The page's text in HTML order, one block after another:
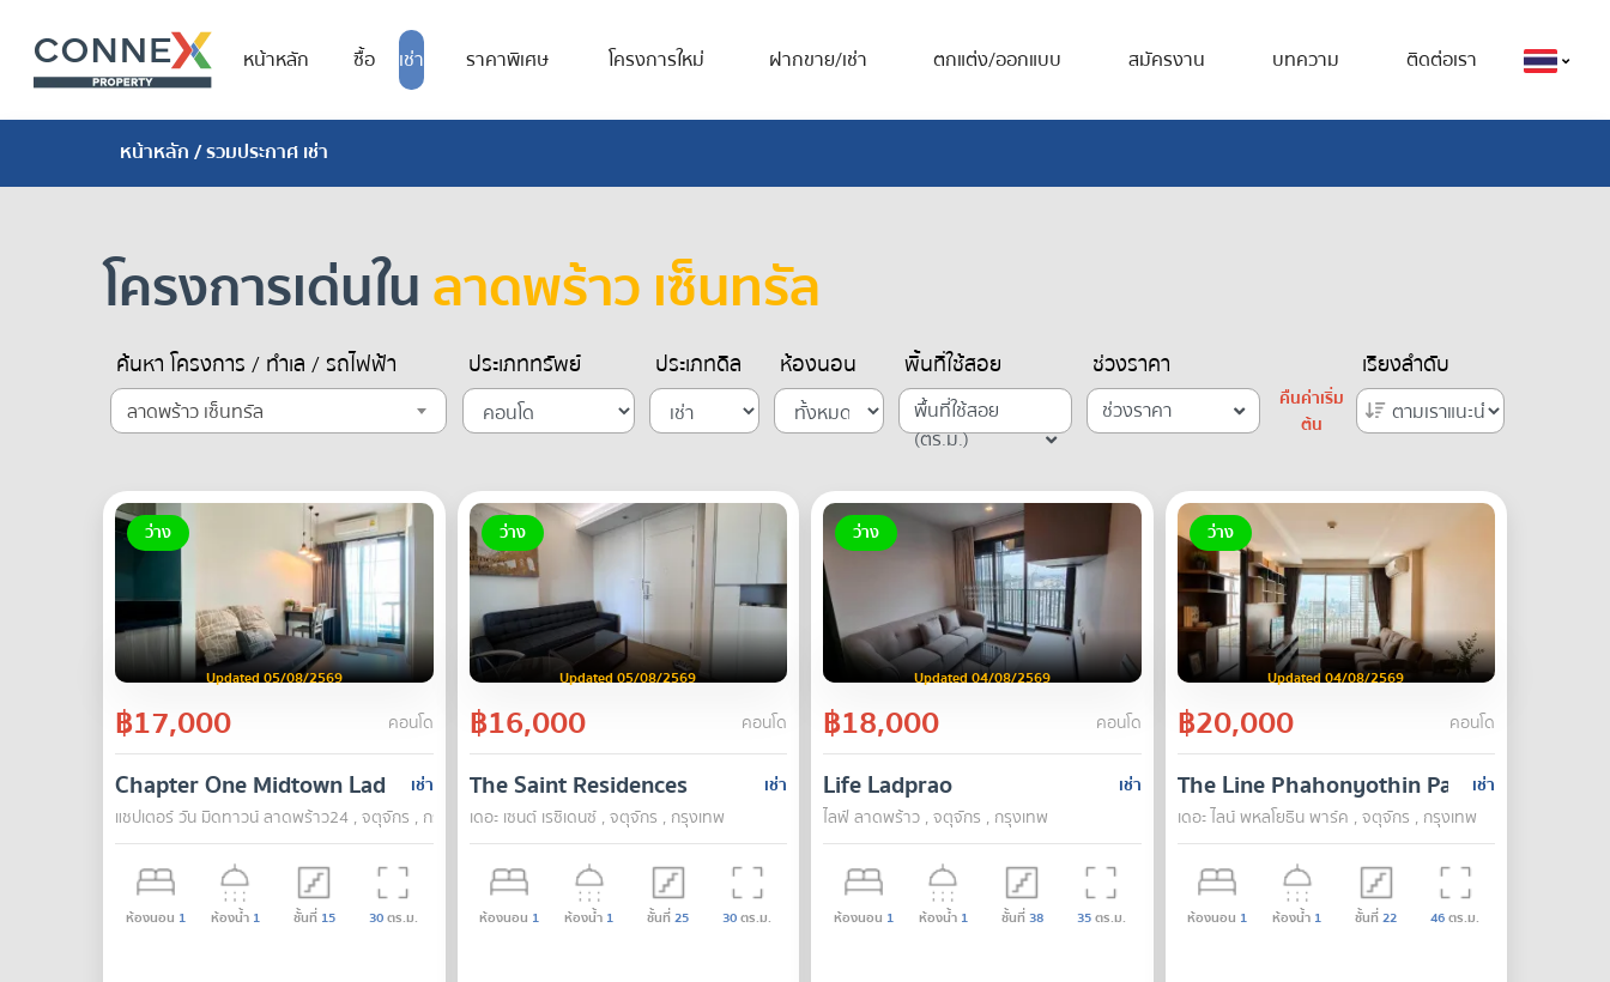
หน้าหลัก ซื้อ เช่า ราคาพิเศษ โครงการใหม่ ฝากขาย/เช่า ตกแต่ง/ออกแบบ สมัครงาน บทความ ติดต่อเรา
หน้าหลัก/ รวมประกาศ เช่า
โครงการเด่นในลาดพร้าว เซ็นทรัล
ค้นหา โครงการ / ทำเล / รถไฟฟ้า
ลาดพร้าว เซ็นทรัล
ประเภททรัพย์ ประเภทดีล ห้องนอน พื้นที่ใช้สอย
พื้นที่ใช้สอย
(ตร.ม.)
ช่วงราคา
ช่วงราคา
คืนค่าเริ่ม
ต้น
เรียงลำดับ
ว่าง
Updated 05/08/2569
฿17,000 คอนโด
เช่า
Chapter One Midtown Ladprao 24
แชปเตอร์ วัน มิดทาวน์ ลาดพร้าว24 , จตุจักร , กรุงเทพ
ห้องนอน 1 ห้องน้ำ 1 ชั้นที่ 15 30ตร.ม.
ว่าง
Updated 05/08/2569
฿16,000 คอนโด
เช่า
The Saint Residences
เดอะ เซนต์ เรซิเดนซ์ , จตุจักร , กรุงเทพ
ห้องนอน 1 ห้องน้ำ 1 ชั้นที่25 30ตร.ม.
ว่าง
Updated 04/08/2569
฿18,000 คอนโด
เช่า
Life Ladprao
ไลฟ์ ลาดพร้าว , จตุจักร , กรุงเทพ
ห้องนอน 1 ห้องน้ำ 1 ชั้นที่38 35ตร.ม.
ว่าง
Updated 04/08/2569
฿20,000 คอนโด
เช่า
The Line Phahonyothin Park
เดอะ ไลน์ พหลโยธิน พาร์ค , จตุจักร , กรุงเทพ
ห้องนอน 1 ห้องน้ำ 1 ชั้นที่22 46ตร.ม.